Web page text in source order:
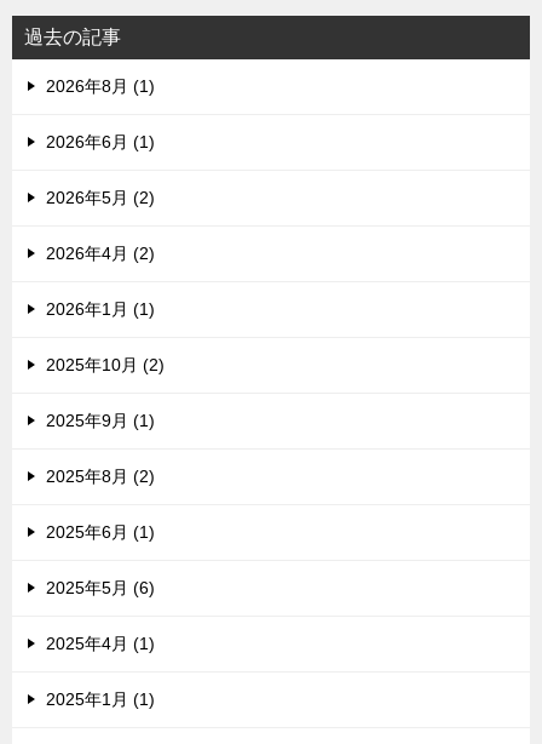
過去の記事
2026年8月 (1)
2026年6月 (1)
2026年5月 (2)
2026年4月 (2)
2026年1月 (1)
2025年10月 (2)
2025年9月 (1)
2025年8月 (2)
2025年6月 (1)
2025年5月 (6)
2025年4月 (1)
2025年1月 (1)